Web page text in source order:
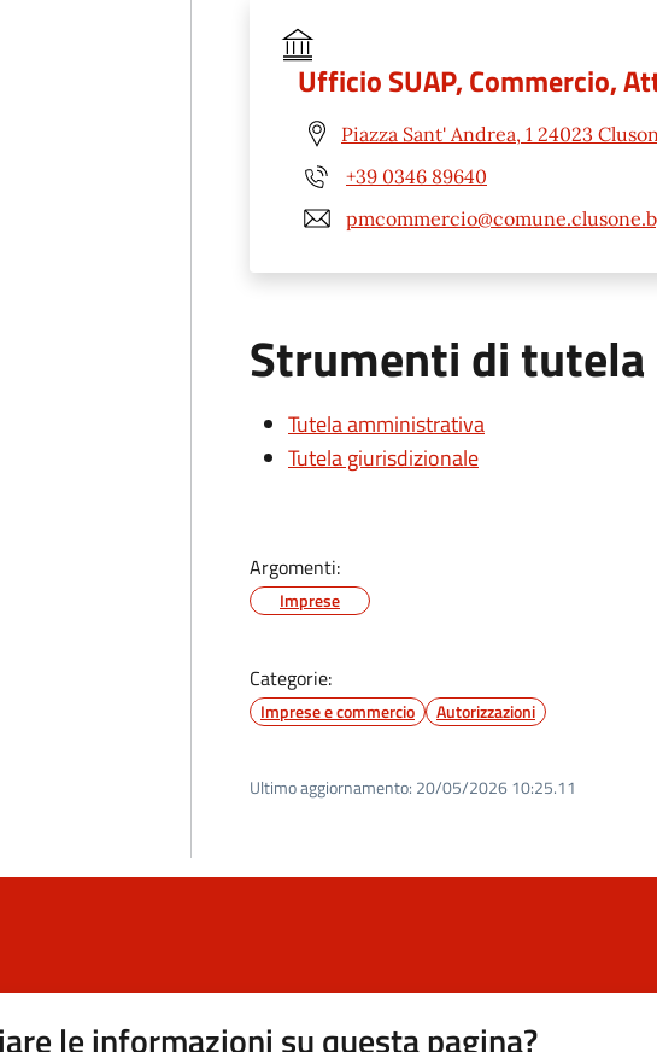
Ufficio SUAP, Commercio,
Piazza Sant' Andrea, 1 24023
+39 0346 89640
Strumenti di tutela
Tutela amministrativa
Tutela giurisdizionale
Argomenti:
Imprese
Categorie:
Imprese e commercio Autorizzazioni
Ultimo aggiornamento: 20/05/2026 10:25.11
le informazioni su questa pagina?